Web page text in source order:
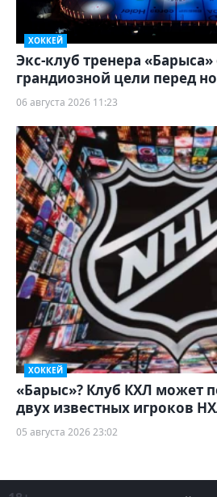
ХОККЕЙ
Экс-клуб тренера
грандиозной цели перед
06 августа 2026 11:23
ХОККЕЙ
«Барыс»? Клуб КХЛ может
двух известных игроков
05 августа 2026 23:02